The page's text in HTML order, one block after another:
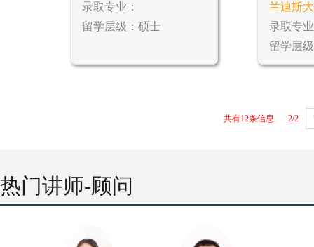
录取专业：
留学层级：硕士
兰迪斯
录取专
留学层
共有12条信息 2/2
热门讲师-顾问